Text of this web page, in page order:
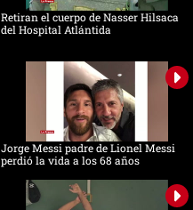
Retiran el cuerpo de Nasser Hilsaca
del Hospital Atlántida
Jorge Messi padre de Lionel Messi
perdió la vida a los 68 años